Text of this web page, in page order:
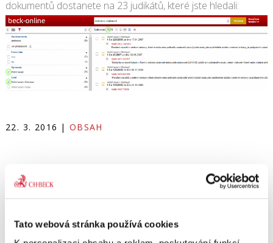
Tato webová stránka používá cookies
dokumentů dostanete na 23 judikátů, které jste hledali:
22. 3. 2016 | OBSAH
Share This Story, Choose Your Platform!